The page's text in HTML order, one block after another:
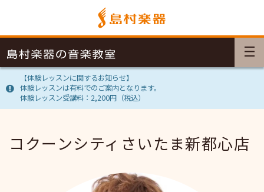
【体験レッスンに関するお知らせ】
体験レッスンは有料でのご案内となります。
体験レッスン受講料：2,200円（税込）
コクーンシティさいたま新都心店